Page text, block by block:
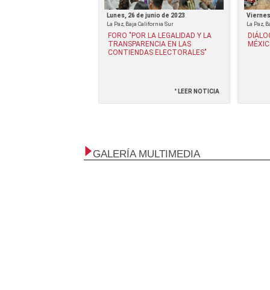
Lunes, 26 de junio de 2023
La Paz, Baja California Sur
FORO "POR LA LEGALIDAD Y LA
TRANSPARENCIA EN LAS
CONTIENDAS ELECTORALES"
° LEER NOTICIA
La Paz,
GALERÍA MULTIMEDIA